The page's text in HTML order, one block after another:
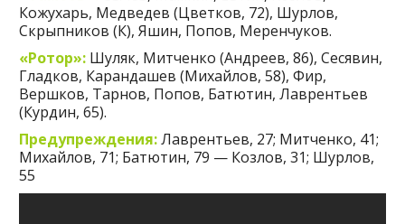
Кожухарь, Медведев (Цветков, 72), Шурлов,
Скрыпников (К), Яшин, Попов, Меренчуков.
«Ротор»: Шуляк, Митченко (Андреев, 86), Сесявин,
Гладков, Карандашев (Михайлов, 58), Фир,
Вершков, Тарнов, Попов, Батютин, Лаврентьев
(Курдин, 65).
Предупреждения:Лаврентьев, 27; Митченко, 41;
Михайлов, 71; Батютин, 79 — Козлов, 31; Шурлов,
55